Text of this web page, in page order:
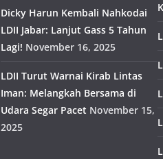
Dicky Harun Kembali Nahkodai
LDII Jabar: Lanjut Gass 5 Tahun
Lagi! November 16, 2025
LDII Turut Warnai Kirab Lintas
Iman: Melangkah Bersama di
Udara Segar Pacet November 15,
2025